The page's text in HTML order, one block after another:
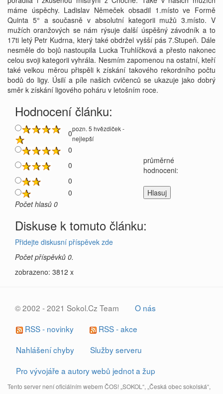
máme úspěchy. Ladislav Němeček obsadil 1.místo ve Formě
Quinta 5° a současně v absolutní kategorii mužů 3.místo. V
mužích oranžových se nám rýsuje další úspěšný závodník a to
17ti letý Petr Kudrna, který také obdržel vyšší pás 7.Stupeň. Dále
nesměle do bojů nastoupila Lucka Truhlíčková a přesto nakonec
celou svoji kategorii vyhrála. Nesmím zapomenou na ostatní, kteří
také velkou měrou přispěli k získání takového rekordního počtu
bodů do ligy. Úsilí a píle našich cvičenců se ukazuje jako dobrý
směr k získání ligového poháru v letošním roce.
Hodnocení článku:
0pozn. 5 hvězdiček -
nejlepší
0
0
průměrné
hodnoceni:
0
0
Počet hlasů 0
Diskuse k tomuto článku:
Přidejte diskusní příspěvek zde
Počet příspěvků 0.
zobrazeno: 3812 x
© 2002 - 2021 Sokol.Cz Team
O nás
RSS - novinky
RSS - akce
Nahlášení chyby
Služby serveru
Pro vývojáře a autory webů jednot a žup
Tento server není oficiálním webem ČOS! „SOKOL“, „Česká obec sokolská“,